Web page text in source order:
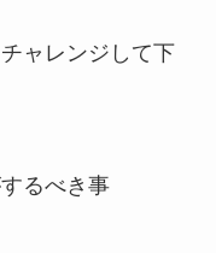
チャレンジして下
るべき事